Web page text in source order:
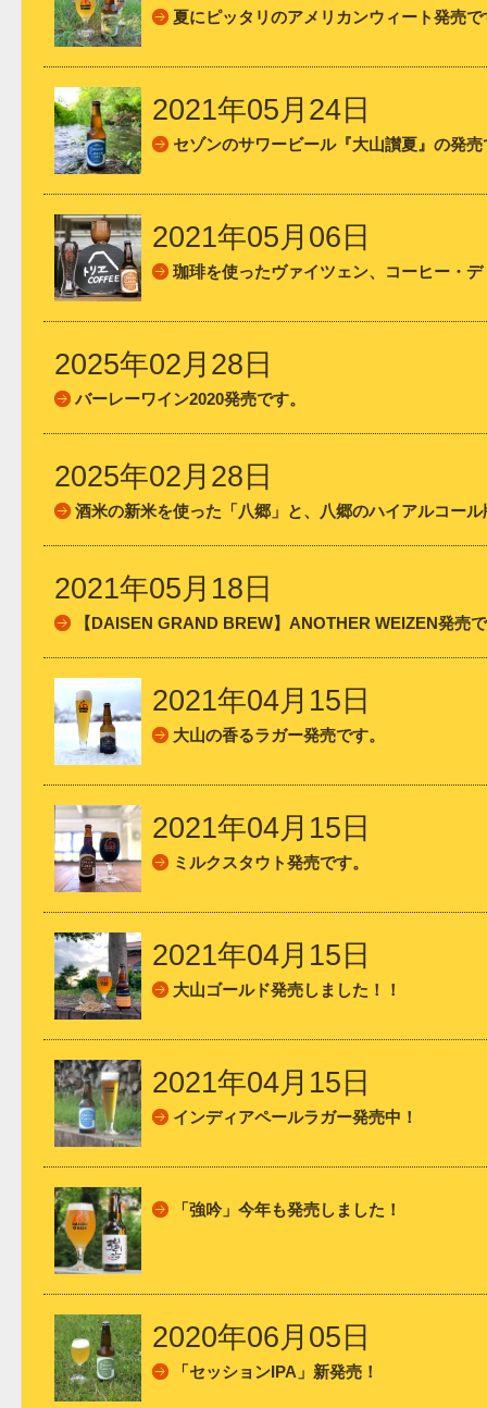
夏にピッタリのアメリカンウィート発売で
2021年05月24日
セゾンのサワービール『大山讃夏』の発売
2021年05月06日
珈琲を使ったヴァイツェン、コーヒー・
2025年02月28日
バーレーワイン2020発売です。
2025年02月28日
酒米の新米を使った「八郷」と、八郷のハイアルコー
2021年05月18日
【DAISEN GRAND BREW】ANOTHER WEIZEN発売
2021年04月15日
大山の香るラガー発売です。
2021年04月15日
ミルクスタウト発売です。
2021年04月15日
大山ゴールド発売しました！！
2021年04月15日
インディアペールラガー発売中！
「強吟」今年も発売しました！
2020年06月05日
「セッションIPA」新発売！